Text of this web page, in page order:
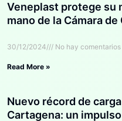
Veneplast protege su
mano de la Cámara
30/12/2024 No hay comentarios
Read More »
Nuevo récord de
Cartagena: un